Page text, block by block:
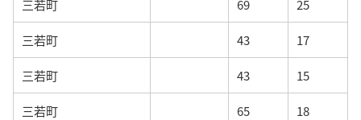
三若町 69 25
三若町 43 17
三若町 43 15
三若町 65 18